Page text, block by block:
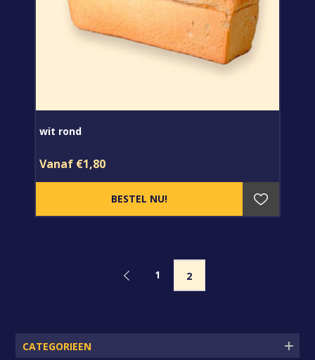
wit rond
Vanaf €1,80
1 2
CATEGORIEEN